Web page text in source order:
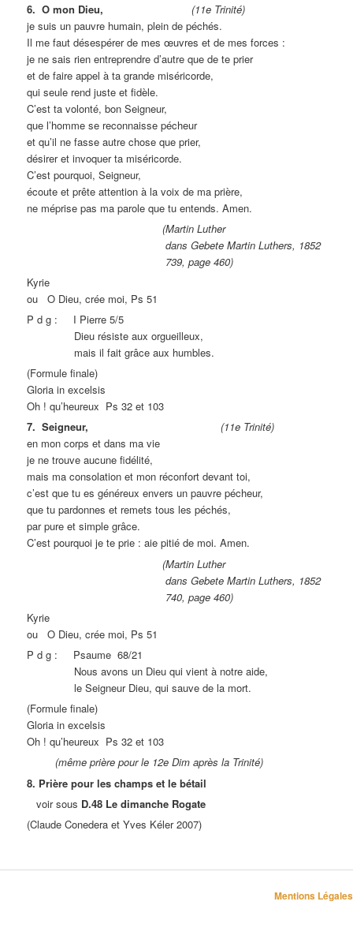
6. O mon Dieu,
(11e Trinité)
je suis un pauvre humain, plein de péchés.
Il me faut désespérer de mes œuvres et de mes forces :
je ne sais rien entreprendre d’autre que de te prier
et de faire appel à ta grande miséricorde,
qui seule rend juste et fidèle.
C’est ta volonté, bon Seigneur,
que l’homme se reconnaisse pécheur
et qu’il ne fasse autre chose que prier,
désirer et invoquer ta miséricorde.
C’est pourquoi, Seigneur,
écoute et prête attention à la voix de ma prière,
ne méprise pas ma parole que tu entends. Amen.
(Martin Luther
dans Gebete Martin Luthers, 1852
739, page 460)
Kyrie
ou O Dieu, crée moi, Ps 51
P d g : I Pierre 5/5
Dieu résiste aux orgueilleux,
mais il fait grâce aux humbles.
(Formule finale)
Gloria in excelsis
Oh ! qu’heureux Ps 32 et 103
7. Seigneur,
(11e Trinité)
en mon corps et dans ma vie
je ne trouve aucune fidélité,
mais ma consolation et mon réconfort devant toi,
c’est que tu es généreux envers un pauvre pécheur,
que tu pardonnes et remets tous les péchés,
par pure et simple grâce.
C’est pourquoi je te prie : aie pitié de moi. Amen.
(Martin Luther
dans Gebete Martin Luthers, 1852
740, page 460)
Kyrie
ou O Dieu, crée moi, Ps 51
P d g : Psaume 68/21
Nous avons un Dieu qui vient à notre aide,
le Seigneur Dieu, qui sauve de la mort.
(Formule finale)
Gloria in excelsis
Oh ! qu’heureux Ps 32 et 103
(même prière pour le 12e Dim après la Trinité)
8. Prière pour les champs et le bétail
voir sous D.48 Le dimanche Rogate
(Claude Conedera et Yves Kéler 2007)
Mentions Légales